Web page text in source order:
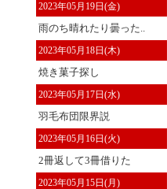
2023年05月19日(金)
雨のち晴れたり曇った..
2023年05月18日(木)
焼き菓子探し
2023年05月17日(水)
羽毛布団限界説
2023年05月16日(火)
2冊返して3冊借りた
2023年05月15日(月)